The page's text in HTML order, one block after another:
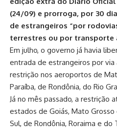
(24/09) e prorroga, por 30
de estrangeiros “por
terrestres ou por transporte
Em julho, o governo já havia
entrada de estrangeiros por via
restrição nos aeroportos de
Paraíba, de Rondônia, do Rio
Já no mês passado, a restrição
estados de Goiás, Mato Grosso
Sul, de Rondônia, Roraima e do